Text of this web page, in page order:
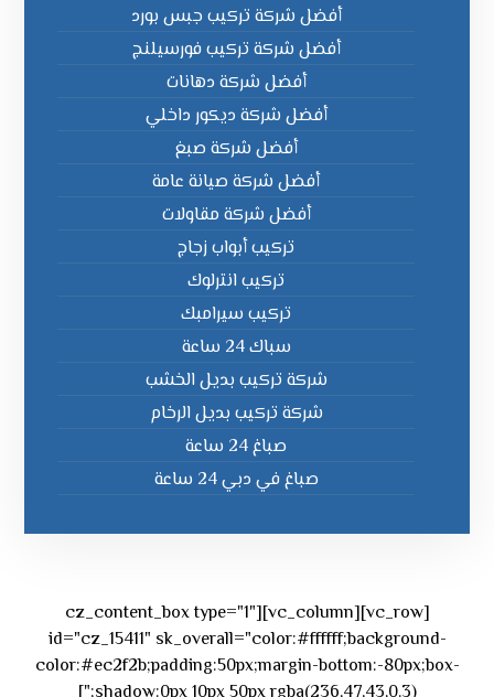
أفضل شركة تركيب جبس بورد
أفضل شركة تركيب فورسيلنج
أفضل شركة دهانات
أفضل شركة ديكور داخلي
أفضل شركة صبغ
أفضل شركة صيانة عامة
أفضل شركة مقاولات
تركيب أبواب زجاج
تركيب انترلوك
تركيب سيرامبك
سباك 24 ساعة
شركة تركيب بديل الخشب
شركة تركيب بديل الرخام
صباغ 24 ساعة
صباغ في دبي 24 ساعة
[vc_row][vc_column][cz_content_box type="1"
id="cz_15411" sk_overall="color:#ffffff;background-
color:#ec2f2b;padding:50px;margin-bottom:-80px;box-